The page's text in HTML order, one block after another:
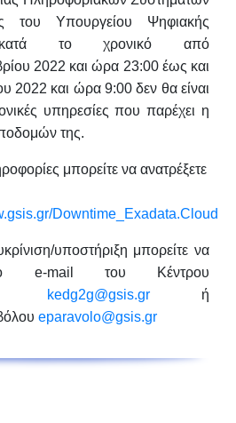
του Υπουργείου Ψηφιακής
κατά το χρονικό από
2022 και ώρα 23:00 έως και
2022 και ώρα 9:00 δεν θα είναι
υπηρεσίες που παρέχει η
της.
μπορείτε να ανατρέξετε
Downtime_Exadata.Cloud
υποστήριξη μπορείτε να
e-mail του Κέντρου
kedg2g@gsis.gr ή
eparavolo@gsis.gr